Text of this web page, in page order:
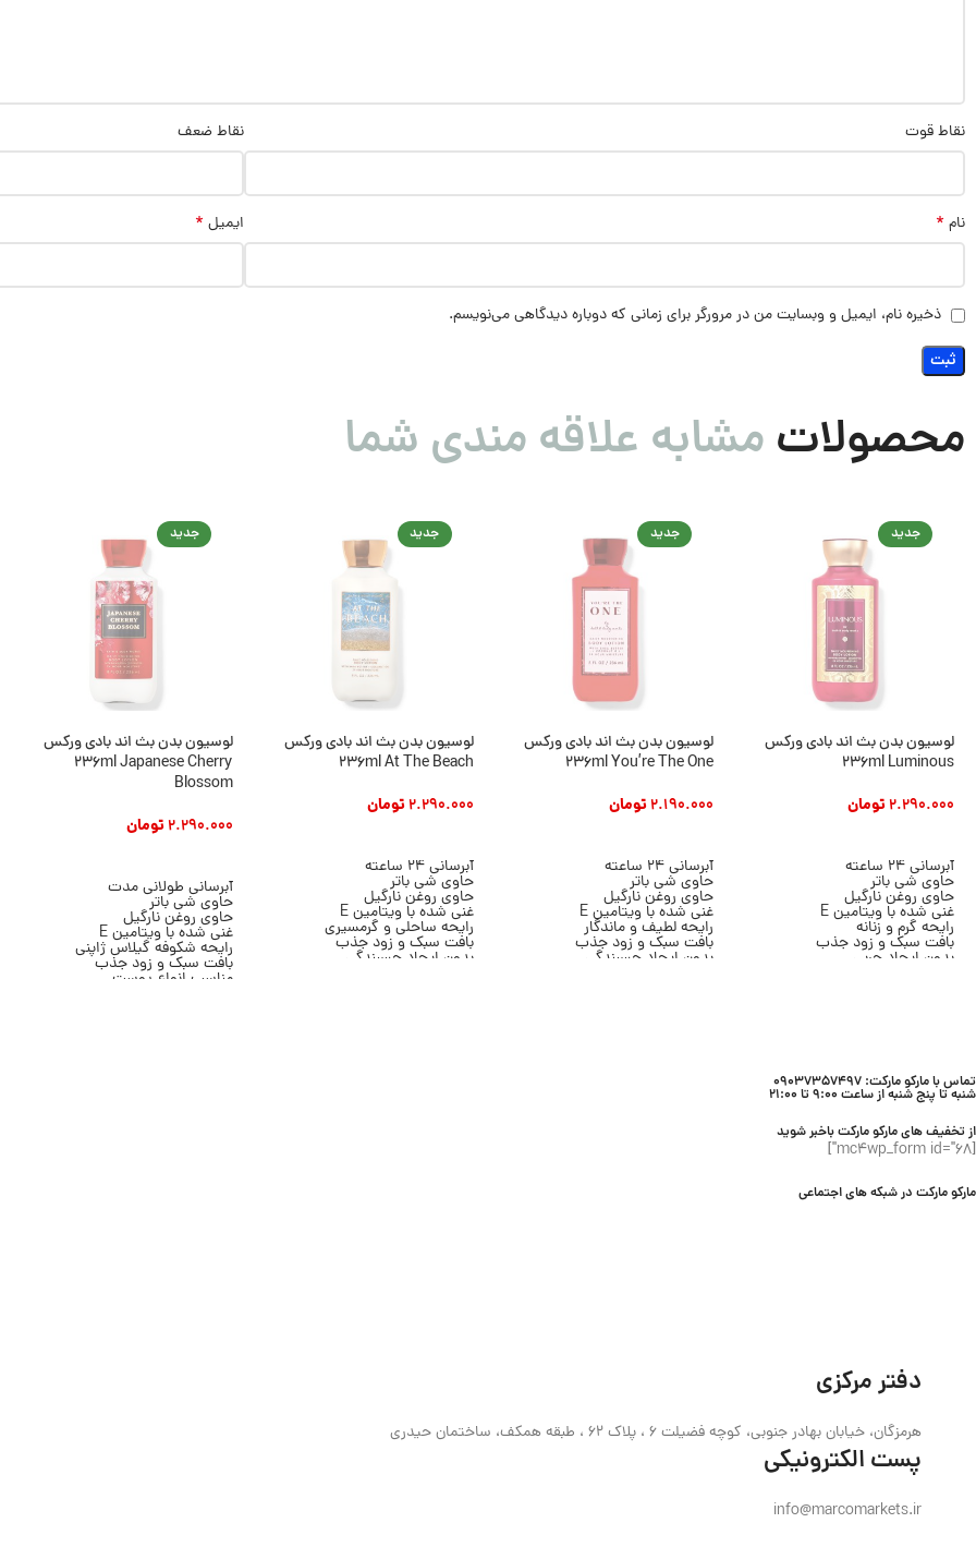
نقاط قوت نقاط ضعف
نام * ایمیل *
ذخیره نام، ایمیل و وبسایت من در مرورگر برای زمانی که دوباره دیدگاهی می‌نویسم.
محصولاتمشابه علاقه مندی شما
جدید
لوسیون بدن بث اند بادی ورکس
236ml Luminous
2.290.000تومان
آبرسانی 24 ساعته
حاوی شی باتر
حاوی روغن نارگیل
غنی شده با ویتامین E
رایحه گرم و زنانه
بافت سبک و زود جذب
بدون ایجاد چربی
جدید
لوسیون بدن بث اند بادی ورکس
236ml You’re The One
2.190.000تومان
آبرسانی 24 ساعته
حاوی شی باتر
حاوی روغن نارگیل
غنی شده با ویتامین E
رایحه لطیف و ماندگار
بافت سبک و زود جذب
بدون ایجاد چسبندگی
جدید
لوسیون بدن بث اند بادی ورکس
236ml At The Beach
2.290.000تومان
آبرسانی 24 ساعته
حاوی شی باتر
حاوی روغن نارگیل
غنی شده با ویتامین E
رایحه ساحلی و گرمسیری
بافت سبک و زود جذب
بدون ایجاد چسبندگی
جدید
لوسیون بدن بث اند بادی ورکس
236ml Japanese Cherry
Blossom
2.290.000تومان
آبرسانی طولانی مدت
حاوی شی باتر
حاوی روغن نارگیل
غنی شده با ویتامین E
رایحه شکوفه گیلاس ژاپنی
بافت سبک و زود جذب
مناسب انواع پوست
تماس با مارکو مارکت: 09037357497
شنبه تا پنج شنبه از ساعت 9:00 تا 21:00
از تخفیف های مارکو مارکت باخبر شوید
[mc4wp_form id="68"]
مارکو مارکت در شبکه های اجتماعی
دفتر مرکزی
هرمزگان، خیابان بهادر جنوبی، کوچه فضیلت 6 ، پلاک 62 ، طبقه همکف، ساختمان حیدری
پست الکترونیکی
info@marcomarkets.ir